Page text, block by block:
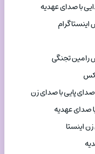
با صدای عهدیه
رامین تجنگی
پایی با صدای زن
صدای عهدیه
اینستا